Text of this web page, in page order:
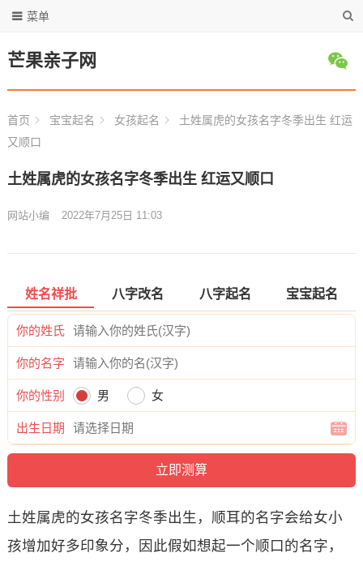
芒果亲子网
菜单
首页 宝宝起名 女孩起名
土姓属虎的女孩名字冬季出生 红运
又顺口
土姓属虎的女孩名字冬季出生 红运又顺口
网站小编 2022年7月25日 11:03
姓名祥批 八字改名 八字起名 宝宝起名
你的姓氏
你的名字
你的性别 男 女
出生日期
土姓属虎的女孩名字冬季出生，顺耳的名字会给女小
孩增加好多印象分，因此假如想起一个顺口的名字，